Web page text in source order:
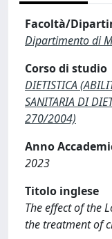
Facoltà/
Dipartimento di
Corso di studio
DIETISTICA
SANITARIA DI
270/2004)
Anno
2023
Titolo inglese
The effect of the
the treatment of